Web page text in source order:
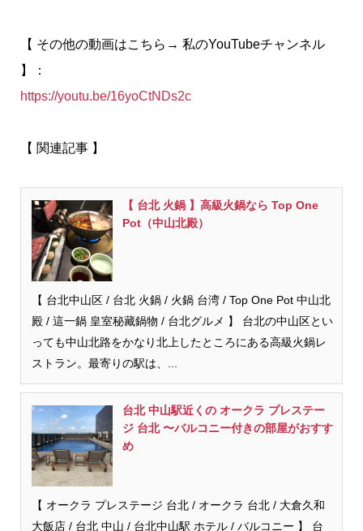
【 その他の動画はこちら→ 私のYouTubeチャンネル
】：
https://youtu.be/16yoCtNDs2c
【 関連記事 】
【 台北 火鍋 】高級火鍋なら Top One
Pot（中山北殿）
【 台北中山区 / 台北 火鍋 / 火鍋 台湾 / Top One Pot 中山北
殿 / 這一鍋 皇室秘藏鍋物 / 台北グルメ 】 台北の中山区とい
っても中山北路をかなり北上したところにある高級火鍋レ
ストラン。最寄りの駅は、...
台北 中山駅近くの オークラ プレステー
ジ 台北 〜バルコニー付きの部屋がおすす
め
【 オークラ プレステージ 台北 / オークラ 台北 / 大倉久和
大飯店 / 台北 中山 / 台北中山駅 ホテル / バルコニー 】 台